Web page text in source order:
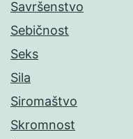
Savršenstvo
Sebičnost
Seks
Sila
Siromaštvo
Skromnost